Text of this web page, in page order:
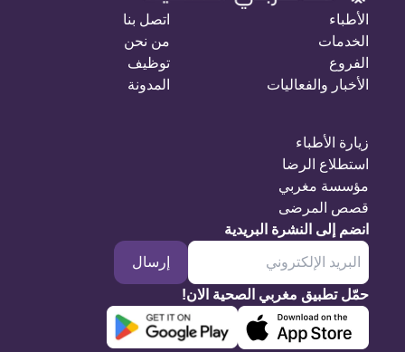
الأطباء
الخدمات
الفروع
الأخبار والفعاليات
اتصل بنا
من نحن
توظيف
المدونة
زيارة الأطباء
استطلاع الرضا
مؤسسة مغربي
قصص المرضى
انضم إلى النشرة البريدية
إرسال
حمّل تطبيق مغربي الصحية الان!